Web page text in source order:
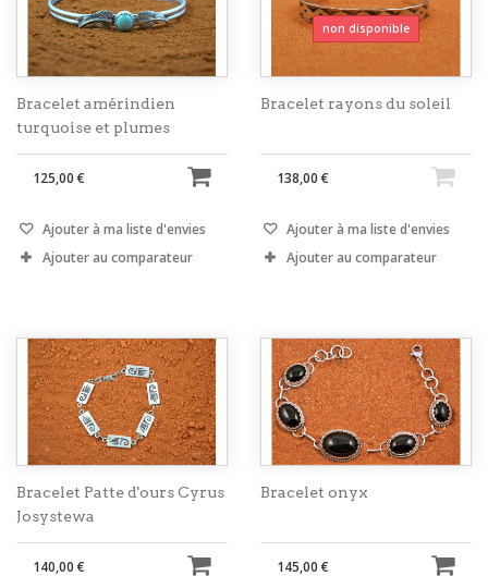
Bracelet amérindien
turquoise et plumes
125,00 €
Ajouter à ma liste d'envies
Ajouter au comparateur
non disponible
Bracelet rayons du soleil
138,00 €
Ajouter à ma liste d'envies
Ajouter au comparateur
Bracelet Patte d'ours Cyrus
Josystewa
140,00 €
Bracelet onyx
145,00 €